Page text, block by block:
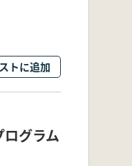
トに追加
グラム